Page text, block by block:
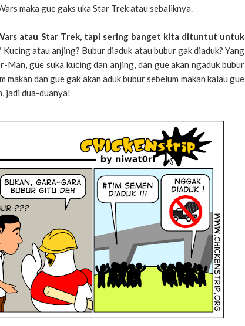
maka gue gaks uka Star Trek atau sebaliknya.
atau Star Trek, tapi sering banget kita dituntut untuk
atau anjing? Bubur diaduk atau bubur gak diaduk? Yang
Man, gue suka kucing dan anjing, dan gue akan ngaduk bubur
makan dan gue gak akan aduk bubur sebelum makan kalau gue
jadi dua-duanya!